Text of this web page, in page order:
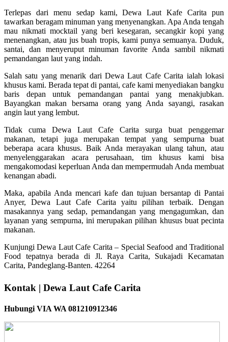
Terlepas dari menu sedap kami, Dewa Laut Kafe Carita pun
tawarkan beragam minuman yang menyenangkan. Apa Anda tengah
mau nikmati mocktail yang beri kesegaran, secangkir kopi yang
menenangkan, atau jus buah tropis, kami punya semuanya. Duduk,
santai, dan menyeruput minuman favorite Anda sambil nikmati
pemandangan laut yang indah.
Salah satu yang menarik dari Dewa Laut Cafe Carita ialah lokasi
khusus kami. Berada tepat di pantai, cafe kami menyediakan bangku
baris depan untuk pemandangan pantai yang menakjubkan.
Bayangkan makan bersama orang yang Anda sayangi, rasakan
angin laut yang lembut.
Tidak cuma Dewa Laut Cafe Carita surga buat penggemar
makanan, tetapi juga merupakan tempat yang sempurna buat
beberapa acara khusus. Baik Anda merayakan ulang tahun, atau
menyelenggarakan acara perusahaan, tim khusus kami bisa
mengakomodasi keperluan Anda dan mempermudah Anda membuat
kenangan abadi.
Maka, apabila Anda mencari kafe dan tujuan bersantap di Pantai
Anyer, Dewa Laut Cafe Carita yaitu pilihan terbaik. Dengan
masakannya yang sedap, pemandangan yang mengagumkan, dan
layanan yang sempurna, ini merupakan pilihan khusus buat pecinta
makanan.
Kunjungi Dewa Laut Cafe Carita – Special Seafood and Traditional
Food tepatnya berada di Jl. Raya Carita, Sukajadi Kecamatan
Carita, Pandeglang-Banten. 42264
Kontak | Dewa Laut Cafe Carita
Hubungi VIA WA 081210912346